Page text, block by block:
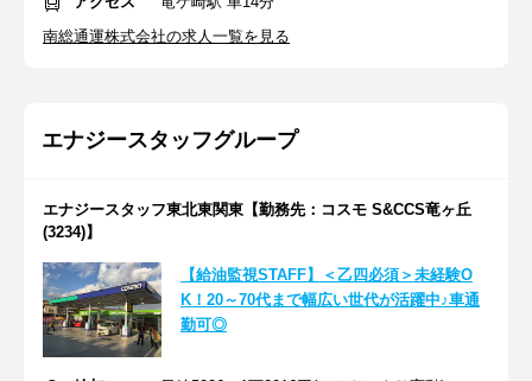
南総通運株式会社の求人一覧を見る
エナジースタッフグループ
エナジースタッフ東北東関東【勤務先：コスモ S&CCS竜ヶ丘
(3234)】
【給油監視STAFF】＜乙四必須＞未経験O
K！20～70代まで幅広い世代が活躍中♪車通
勤可◎